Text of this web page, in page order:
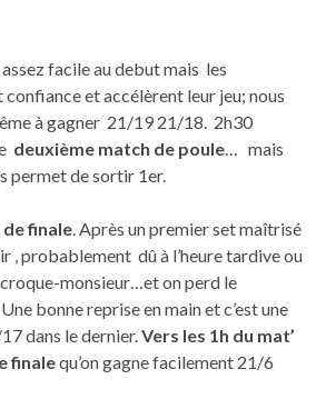
facile au debut mais les
et accélèrent leur jeu; nous
à gagner 21/19 21/18. 2h30
deuxième match de poule… mais
permet de sortir 1er.
finale. Après un premier set maîtrisé
, probablement dû à l’heure tardive ou
monsieur…et on perd le
bonne reprise en main et c’est une
dans le dernier.Vers les 1h du mat’
finalequ’on gagne facilement 21/6